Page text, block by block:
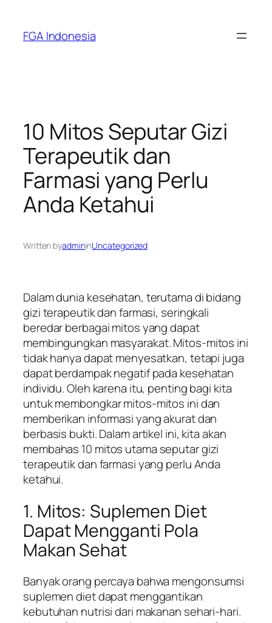
content
FGA Indonesia
10 Mitos Seputar Gizi
Terapeutik dan
Farmasi yang Perlu
Anda Ketahui
Written byadmininUncategorized
Dalam dunia kesehatan, terutama di bidang
gizi terapeutik dan farmasi, seringkali
beredar berbagai mitos yang dapat
membingungkan masyarakat. Mitos-mitos ini
tidak hanya dapat menyesatkan, tetapi juga
dapat berdampak negatif pada kesehatan
individu. Oleh karena itu, penting bagi kita
untuk membongkar mitos-mitos ini dan
memberikan informasi yang akurat dan
berbasis bukti. Dalam artikel ini, kita akan
membahas 10 mitos utama seputar gizi
terapeutik dan farmasi yang perlu Anda
ketahui.
1. Mitos: Suplemen Diet
Dapat Mengganti Pola
Makan Sehat
Banyak orang percaya bahwa mengonsumsi
suplemen diet dapat menggantikan
kebutuhan nutrisi dari makanan sehari-hari.